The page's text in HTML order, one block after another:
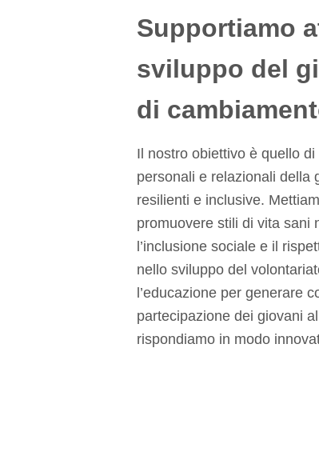
Supportiamo
sviluppo del
di
Il nostro obiettivo è quello
personali e relazionali della
resilienti e inclusive.
promuovere stili di vita sani
l’inclusione sociale e il
nello sviluppo del
l’educazione per generare
partecipazione dei giovani
rispondiamo in modo